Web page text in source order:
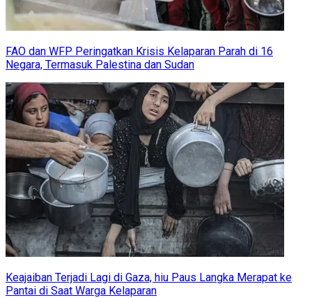
FAO dan WFP Peringatkan Krisis Kelaparan Parah di 16
Negara, Termasuk Palestina dan Sudan
Keajaiban Terjadi Lagi di Gaza, hiu Paus Langka Merapat ke
Pantai di Saat Warga Kelaparan